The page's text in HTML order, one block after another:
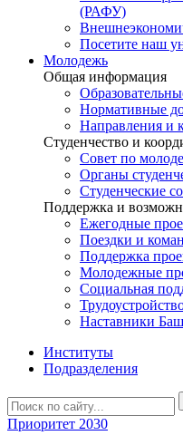
(РАФУ)
Посетите наш
Молодежь
Общая информация
Нормативные
Направления и
Студенчество и
Совет по
Органы
Студенческие
Поддержка и
Ежегодные
Поездки и
Поддержка
Молодежные
Социальная
Наставники
Институты
Подразделения
Приоритет 2030